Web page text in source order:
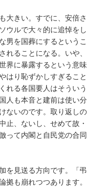
大きい。すでに、安倍さ
ウルで大々的に追悼をし
男を国葬にするというこ
れることになる。いや、
界に暴露するという意味
はり恥ずかしすぎること
れる各国要人はそういう
人も本音と建前は使い分
ないのです。取り返しの
止、ないし、せめて故・
って内閣と自民党の合同
を見送る方向です。「弔
拠も崩れつつあります。